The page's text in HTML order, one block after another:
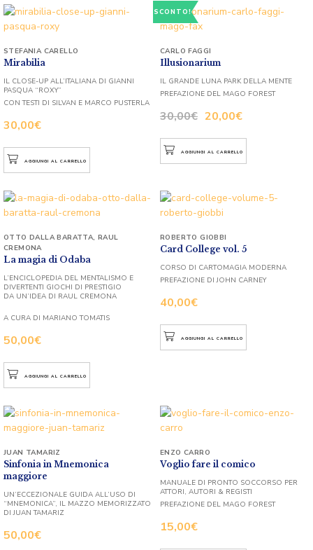
Mirabilia
30,00€
STEFANIA CARELLO
IL CLOSE-UP ALL’ITALIANA DI GIANNI
PASQUA “ROXY”
CON TESTI DI SILVAN E MARCO PUSTERLA
AGGIUNGI AL CARRELLO
SCONTO!
Illusionarium
30,00€ 20,00€
CARLO FAGGI
IL GRANDE LUNA PARK DELLA MENTE
PREFAZIONE DEL MAGO FOREST
AGGIUNGI AL CARRELLO
La magia di Odaba
50,00€
OTTO DALLA BARATTA,RAUL
CREMONA
L’ENCICLOPEDIA DEL MENTALISMO E
DIVERTENTI GIOCHI DI PRESTIGIO
DA UN’IDEA DI RAUL CREMONA
A CURA DI MARIANO TOMATIS
AGGIUNGI AL CARRELLO
Card College vol. 5
40,00€
ROBERTO GIOBBI
CORSO DI CARTOMAGIA MODERNA
PREFAZIONE DI JOHN CARNEY
AGGIUNGI AL CARRELLO
Sinfonia in Mnemonica
maggiore
50,00€
JUAN TAMARIZ
UN’ECCEZIONALE GUIDA ALL’USO DI
“MNEMONICA”, IL MAZZO MEMORIZZATO
DI JUAN TAMARIZ
Voglio fare il comico
15,00€
ENZO CARRO
MANUALE DI PRONTO SOCCORSO PER
ATTORI, AUTORI & REGISTI
PREFAZIONE DEL MAGO FOREST